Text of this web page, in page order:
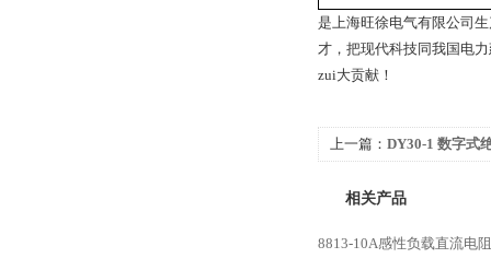
是上海旺徐电气有限公司
才，把现代科技同我国电
zui大贡献！
上一篇： DY30-1 数字式
相关产品
8813-10A感性负载直流电